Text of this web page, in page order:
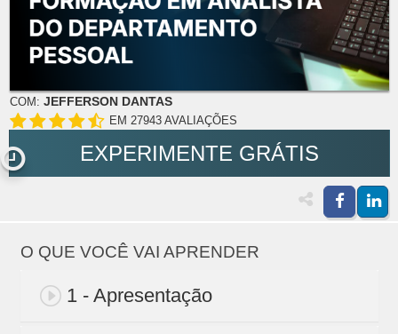
COM: JEFFERSON DANTAS
EM 27943 AVALIAÇÕES
EXPERIMENTE GRÁTIS
O QUE VOCÊ VAI APRENDER
1 - Apresentação